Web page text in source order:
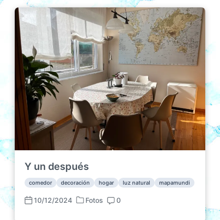
Y un después
comedor decoración hogar luz natural mapamundi
F
10/12/2024
P
Fotos
C
0